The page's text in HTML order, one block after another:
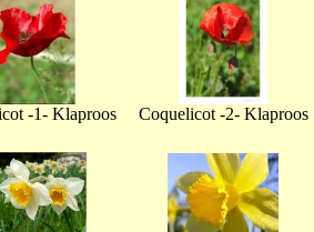
-1- Klaproos Coquelicot -2- Klaproos